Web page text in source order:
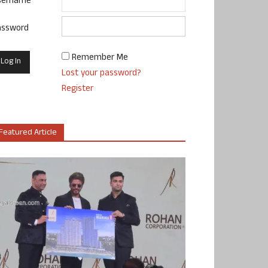
Remember Me
Lost your password?
Register
Article